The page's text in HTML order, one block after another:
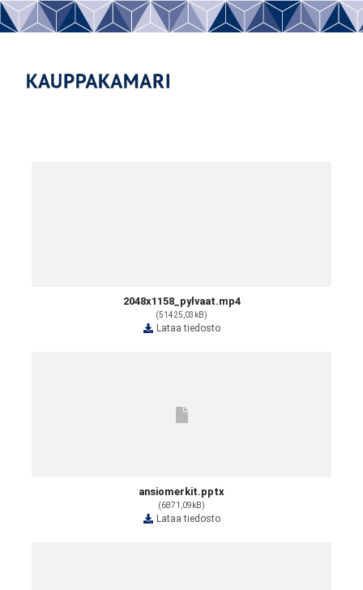
2048x1158_pylvaat.mp4
(51425,03kB)
Lataa tiedosto
ansiomerkit.pptx
(6871,09kB)
Lataa tiedosto